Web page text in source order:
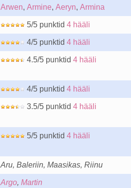
Arwen, Armine, Aeryn, Armina
5/5 punktid 4 hääli
4/5 punktid 4 hääli
4.5/5 punktid 4 hääli
4/5 punktid 4 hääli
3.5/5 punktid 4 hääli
5/5 punktid 4 hääli
Aru, Baleriin, Maasikas, Riinu
Argo, Martin